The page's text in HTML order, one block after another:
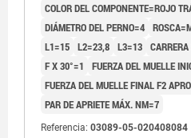
COLOR DEL COMPONENTE=ROJO
DIÁMETRO DEL PERNO=4
L1=15 L2=23,8 L3=13
F X 30°=1
FUERZA DEL MUELLE
FUERZA DEL MUELLE FINAL F2
PAR DE APRIETE MÁX. NM=7
Referencia: 03089-05-020408084